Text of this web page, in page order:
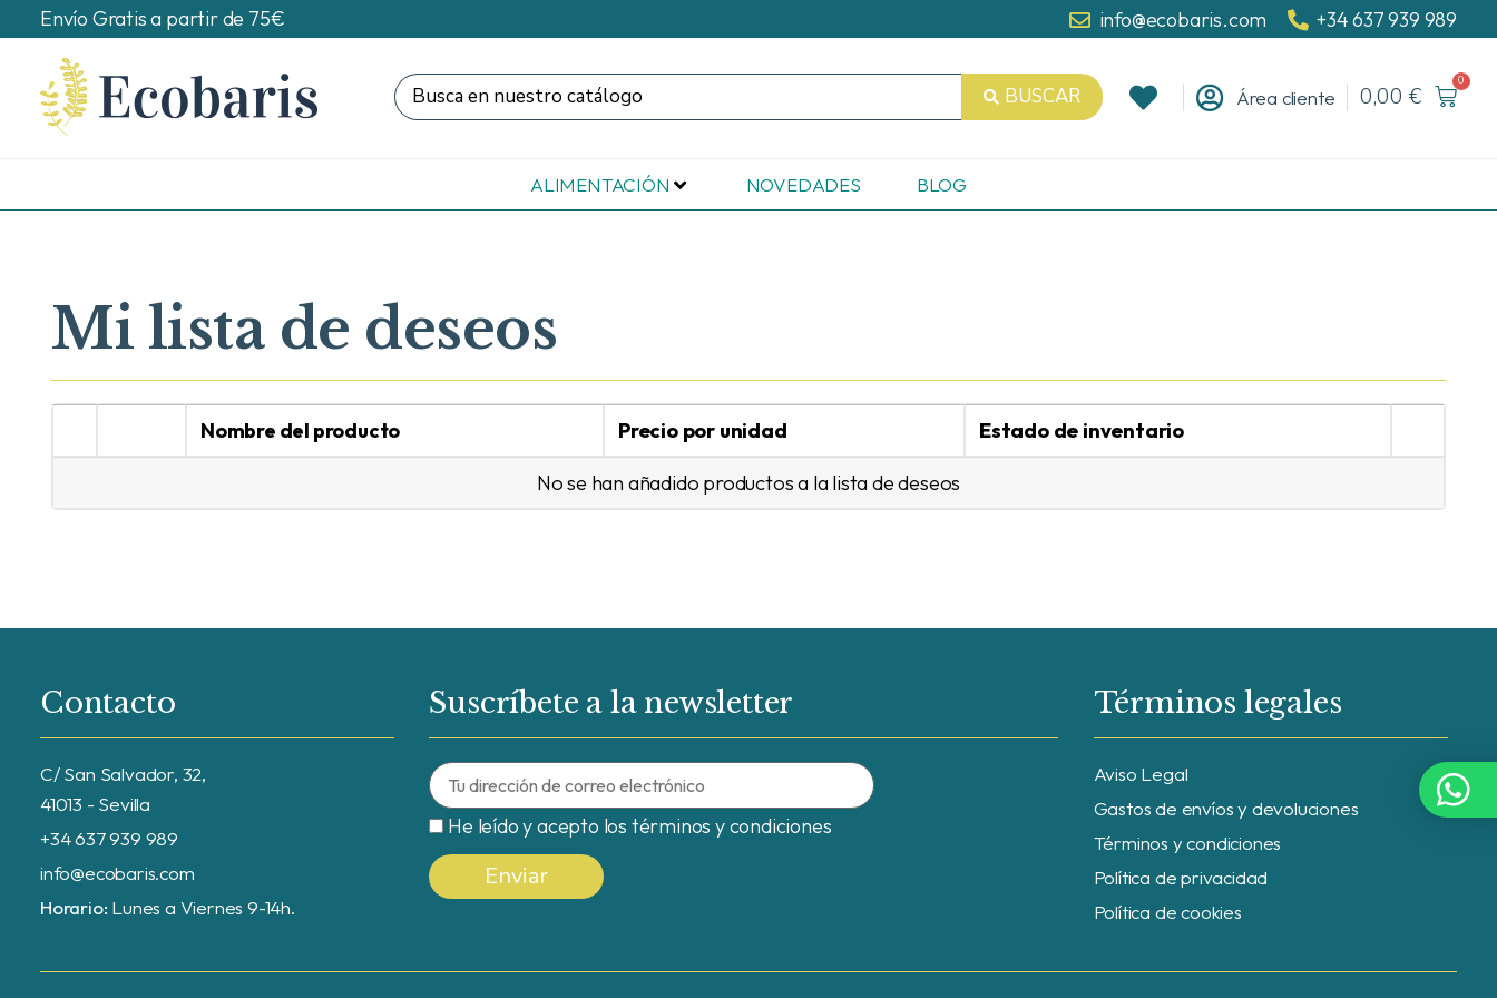
Envío Gratis a partir de 75€ info@ecobaris.com +34 637 939 989
BUSCAR Área cliente 0,00€
0
ALIMENTACIÓN NOVEDADES BLOG
Mi lista de deseos
Nombre del producto Precio por unidad Estado de inventario
No se han añadido productos a la lista de deseos
Contacto
C/ San Salvador, 32,
41013 - Sevilla
+34 637 939 989
info@ecobaris.com
Horario: Lunes a Viernes 9-14h.
Suscríbete a la newsletter
He leído y acepto los términos y condiciones
Términos legales
Aviso Legal
Gastos de envíos y devoluciones
Términos y condiciones
Política de privacidad
Política de cookies